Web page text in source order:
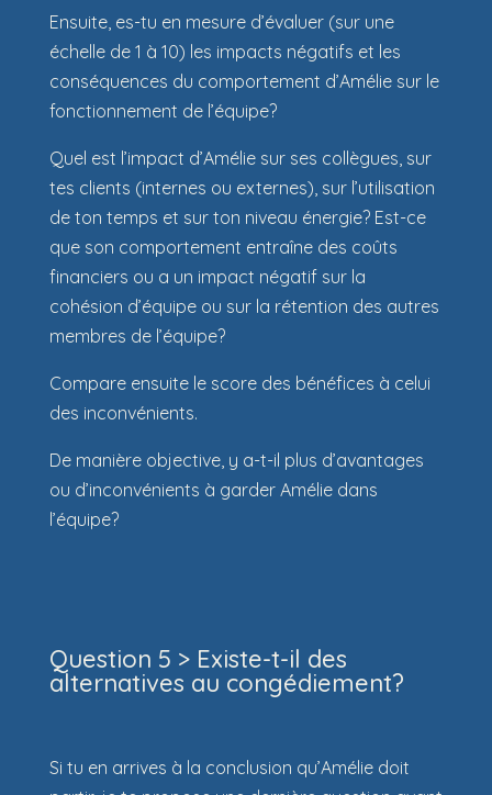
Ensuite, es-tu en mesure d’évaluer (sur une
échelle de 1 à 10) les impacts négatifs et les
conséquences du comportement d’Amélie sur le
fonctionnement de l’équipe?
Quel est l’impact d’Amélie sur ses collègues, sur
tes clients (internes ou externes), sur l’utilisation
de ton temps et sur ton niveau énergie? Est-ce
que son comportement entraîne des coûts
financiers ou a un impact négatif sur la
cohésion d’équipe ou sur la rétention des autres
membres de l’équipe?
Compare ensuite le score des bénéfices à celui
des inconvénients.
De manière objective, y a-t-il plus d’avantages
ou d’inconvénients à garder Amélie dans
l’équipe?
Question 5 > Existe-t-il des
alternatives au congédiement?
Si tu en arrives à la conclusion qu’Amélie doit